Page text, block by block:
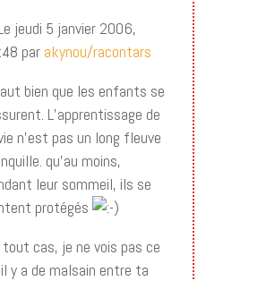
jeudi 5 janvier 2006,
par akynou/racontars
bien que les enfants se
L’apprentissage de
n’est pas un long fleuve
qu’au moins,
leur sommeil, ils se
protégés
tout cas, je ne vois pas ce
y a de malsain entre ta